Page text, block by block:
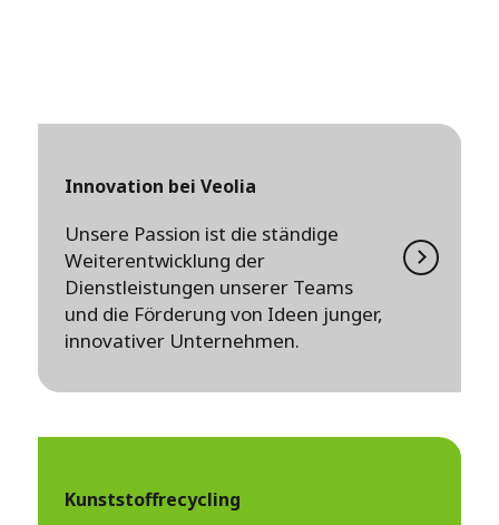
Innovation bei Veolia
Unsere Passion ist die ständige
Weiterentwicklung der
Dienstleistungen unserer Teams
und die Förderung von Ideen junger,
innovativer Unternehmen.
Kunststoffrecycling